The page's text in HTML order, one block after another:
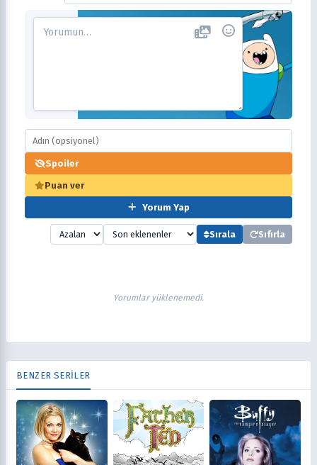
Spoiler
Puan ver
Yorum Yap
Sırala Sıfırla
Yorumlar yüklenemedi.
BENZER SERİLER